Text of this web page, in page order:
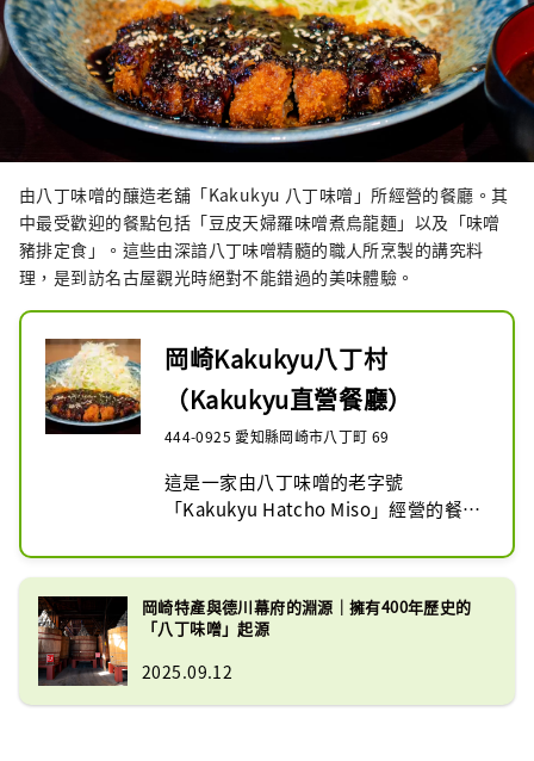
山本屋職人的一天，從懷著對顧客的感
謝之心熬煮味噌開始。從清晨天尚未亮
的時候，就專注於熬製味噌、高湯以及
當日採購的各類食材，親身感受當日天
氣所帶來的濕氣變化與食材含水量的差
並且，一邊思索著當天即將光臨的顧
客，一邊用心、緩慢地將味噌熬煮至最
佳狀態。
這正是從大正時代以來，歷經五代傳
承，山本屋始終如一的傳統。誠摯邀請
您親自蒞臨大久手山本屋，品嚐這份傳
統的味道。
由八丁味噌的釀造老舖「Kakukyu 八丁味噌」所經營的餐廳。其
中最受歡迎的餐點包括「豆皮天婦羅味噌煮烏龍麵」以及「味噌
豬排定食」。這些由深諳八丁味噌精髓的職人所烹製的講究料
理，是到訪名古屋觀光時絕對不能錯過的美味體驗。
岡崎Kakukyu八丁村
（Kakukyu直營餐廳）
444-0925 愛知縣岡崎市八丁町 69
這是一家由八丁味噌的老字號
「Kakukyu Hatcho Miso」經營的餐
位於角久廠區內，方便遊客在參觀工廠
在這裡，您可以品嚐由深諳八丁味噌精
髓的釀造廠精心製作的各式講究料理，
不妨親自來體驗這份歷史與美味的結合
岡崎特產與德川幕府的淵源｜擁有400年歷史的
「八丁味噌」起源
2025.09.12